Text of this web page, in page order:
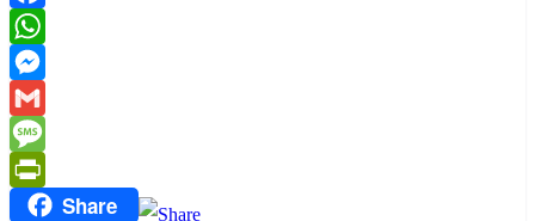
Facebook
WhatsApp
Messenger
Gmail
Message
PrintFriendly
Share